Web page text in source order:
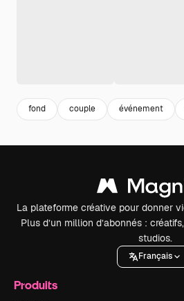
fond couple événement
La plateforme créative pour donner
Plus d’un million d’abonnés :
studios.
Français
Produits